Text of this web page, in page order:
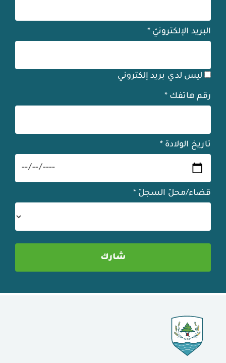
البريد الإلكترونيّ *
ليس لدي بريد إلكتروني
رقم هاتفك *
تاريخ الولادة *
قضاء/محلّ السجلّ *